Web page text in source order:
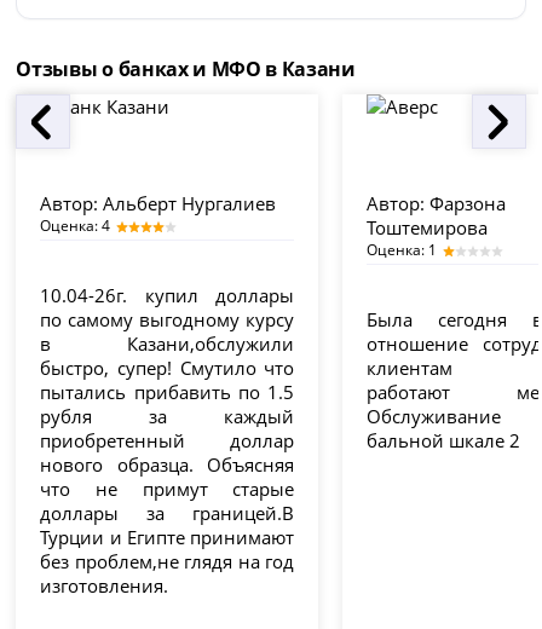
Отзывы о банках и МФО в Казани
Автор: Альберт Нургалиев
Оценка: 4
10.04-26г. купил доллары
по самому выгодному курсу
в Казани,обслужили
быстро, супер! Смутило что
пытались прибавить по 1.5
рубля за каждый
приобретенный доллар
нового образца. Объясняя
что не примут старые
доллары за границей.В
Турции и Египте принимают
без проблем,не глядя на год
изготовления.
Автор: Фарзона
Тоштемирова
Оценка: 1
Была сегодня
отношение
клиентам
работают
бальной шкале 2